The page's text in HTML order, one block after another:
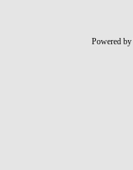
Powered by